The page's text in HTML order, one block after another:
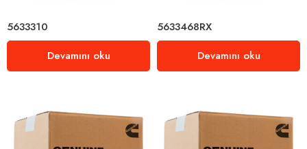
5633310
Devamını oku
5633468RX
Devamını oku